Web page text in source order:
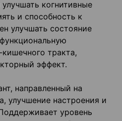
когнитивные
и способность к
улучшать состояние
тракта,
эффект.
направленный на
улучшение настроения и
уровень